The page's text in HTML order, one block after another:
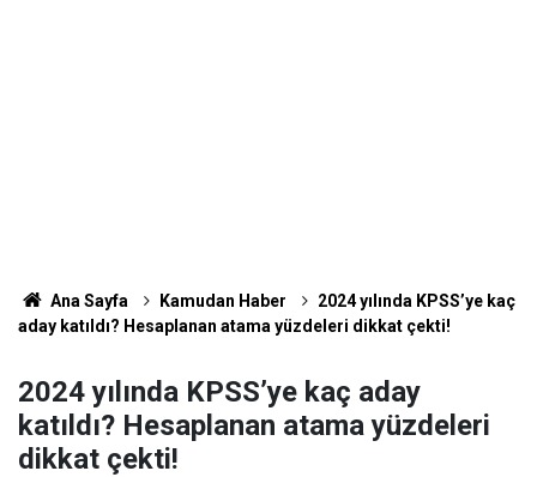
Ana Sayfa Kamudan Haber
2024 yılında KPSS’ye kaç
aday katıldı? Hesaplanan atama yüzdeleri dikkat çekti!
2024 yılında KPSS’ye kaç aday
katıldı? Hesaplanan atama yüzdeleri
dikkat çekti!